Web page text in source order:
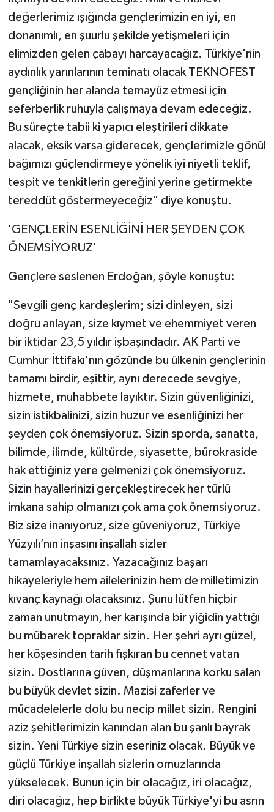
değerlerimiz ışığında gençlerimizin en iyi, en
donanımlı, en şuurlu şekilde yetişmeleri için
elimizden gelen çabayı harcayacağız. Türkiye'nin
aydınlık yarınlarının teminatı olacak TEKNOFEST
gençliğinin her alanda temayüz etmesi için
seferberlik ruhuyla çalışmaya devam edeceğiz.
Bu süreçte tabii ki yapıcı eleştirileri dikkate
alacak, eksik varsa giderecek, gençlerimizle gönül
bağımızı güçlendirmeye yönelik iyi niyetli teklif,
tespit ve tenkitlerin gereğini yerine getirmekte
tereddüt göstermeyeceğiz" diye konuştu.
'GENÇLERİN ESENLİĞİNİ HER ŞEYDEN ÇOK
ÖNEMSİYORUZ'
Gençlere seslenen Erdoğan, şöyle konuştu:
"Sevgili genç kardeşlerim; sizi dinleyen, sizi
doğru anlayan, size kıymet ve ehemmiyet veren
bir iktidar 23,5 yıldır işbaşındadır. AK Parti ve
Cumhur İttifakı'nın gözünde bu ülkenin gençlerinin
tamamı birdir, eşittir, aynı derecede sevgiye,
hizmete, muhabbete layıktır. Sizin güvenliğinizi,
sizin istikbalinizi, sizin huzur ve esenliğinizi her
şeyden çok önemsiyoruz. Sizin sporda, sanatta,
bilimde, ilimde, kültürde, siyasette, bürokraside
hak ettiğiniz yere gelmenizi çok önemsiyoruz.
Sizin hayallerinizi gerçekleştirecek her türlü
imkana sahip olmanızı çok ama çok önemsiyoruz.
Biz size inanıyoruz, size güveniyoruz, Türkiye
Yüzyılı’nın inşasını inşallah sizler
tamamlayacaksınız. Yazacağınız başarı
hikayeleriyle hem ailelerinizin hem de milletimizin
kıvanç kaynağı olacaksınız. Şunu lütfen hiçbir
zaman unutmayın, her karışında bir yiğidin yattığı
bu mübarek topraklar sizin. Her şehri ayrı güzel,
her köşesinden tarih fışkıran bu cennet vatan
sizin. Dostlarına güven, düşmanlarına korku salan
bu büyük devlet sizin. Mazisi zaferler ve
mücadelelerle dolu bu necip millet sizin. Rengini
aziz şehitlerimizin kanından alan bu şanlı bayrak
sizin. Yeni Türkiye sizin eseriniz olacak. Büyük ve
güçlü Türkiye inşallah sizlerin omuzlarında
yükselecek. Bunun için bir olacağız, iri olacağız,
diri olacağız, hep birlikte büyük Türkiye'yi bu asrın